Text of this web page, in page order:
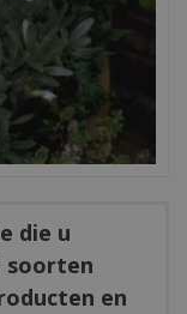
die u
soorten
en